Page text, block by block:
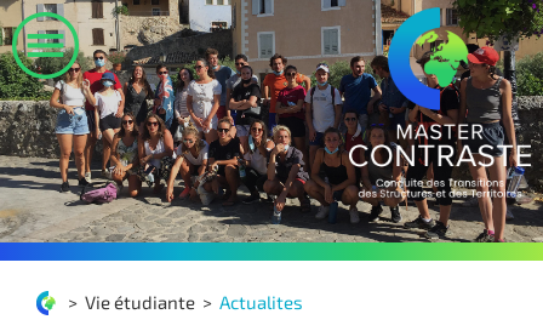
> Vie étudiante > Actualites